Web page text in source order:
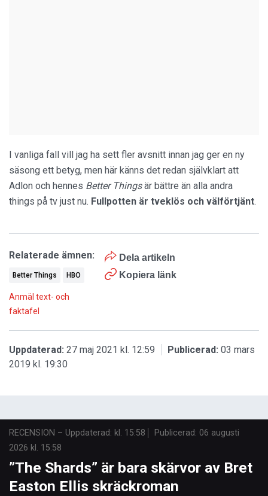
I vanliga fall vill jag ha sett fler avsnitt innan jag ger en ny
säsong ett betyg, men här känns det redan självklart att
Adlon och hennes Better Thingsär bättre än alla andra
things på tv just nu. Fullpotten är tveklös och välförtjänt.
Dela artikeln
Kopiera länk
Relaterade ämnen:
Better Things HBO
Anmäl text- och
faktafel
Uppdaterad: 27 maj 2021 kl. 12:59 Publicerad: 03 mars
2019 kl. 19:30
RECENSION – Uppdaterad: kl. 15:58 Publicerad: 06 augusti
2026 kl. 15:58
”The Shards” är bara skärvor av Bret
Easton Ellis skräckroman